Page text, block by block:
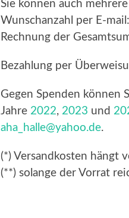
Sie können auch
Wunschanzahl per E-mail:
Rechnung der
Bezahlung per
Gegen Spenden können
Jahre 2022, 2023 und
aha_halle@yahoo.de.
(*) Versandkosten hängt
(**) solange der Vorrat